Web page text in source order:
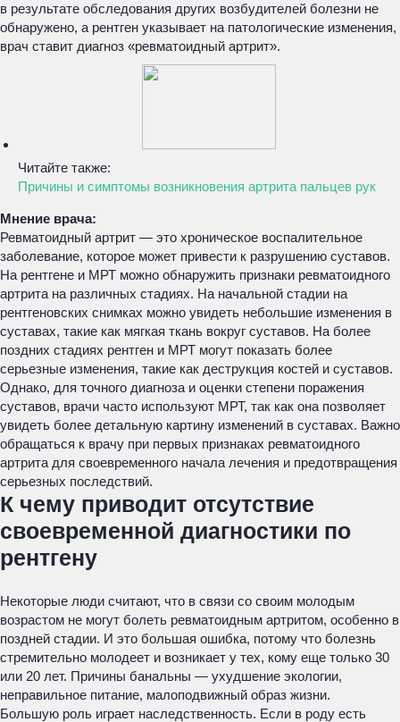
в результате обследования других возбудителей болезни не
обнаружено, а рентген указывает на патологические изменения,
врач ставит диагноз «ревматоидный артрит».
Читайте также:
Причины и симптомы возникновения артрита пальцев рук
Мнение врача:
Ревматоидный артрит — это хроническое воспалительное
заболевание, которое может привести к разрушению суставов.
На рентгене и МРТ можно обнаружить признаки ревматоидного
артрита на различных стадиях. На начальной стадии на
рентгеновских снимках можно увидеть небольшие изменения в
суставах, такие как мягкая ткань вокруг суставов. На более
поздних стадиях рентген и МРТ могут показать более
серьезные изменения, такие как деструкция костей и суставов.
Однако, для точного диагноза и оценки степени поражения
суставов, врачи часто используют МРТ, так как она позволяет
увидеть более детальную картину изменений в суставах. Важно
обращаться к врачу при первых признаках ревматоидного
артрита для своевременного начала лечения и предотвращения
серьезных последствий.
К чему приводит отсутствие
своевременной диагностики по
рентгену
Некоторые люди считают, что в связи со своим молодым
возрастом не могут болеть ревматоидным артритом, особенно в
поздней стадии. И это большая ошибка, потому что болезнь
стремительно молодеет и возникает у тех, кому еще только 30
или 20 лет. Причины банальны — ухудшение экологии,
неправильное питание, малоподвижный образ жизни.
Большую роль играет наследственность. Если в роду есть